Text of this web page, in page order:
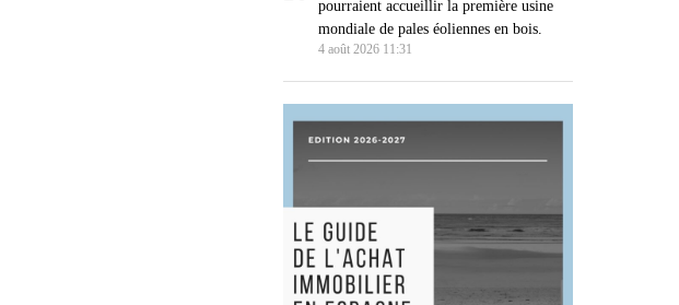
pourraient accueillir la première usine
mondiale de pales éoliennes en bois.
4 août 2026 11:31